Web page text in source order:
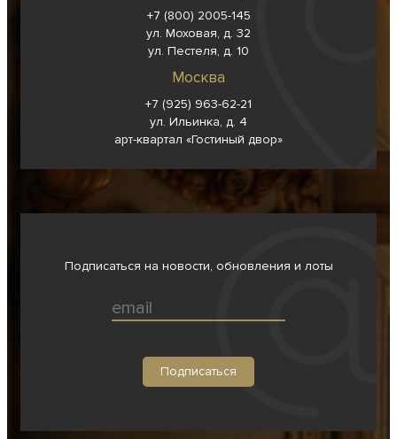
+7 (800) 2005-145
ул. Моховая, д. 32
ул. Пестеля, д. 10
Москва
+7 (925) 963-62-21
ул. Ильинка, д. 4
арт-квартал «Гостиный двор»
Подписаться на новости, обновления и лоты